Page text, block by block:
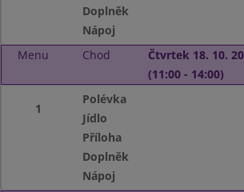
Doplněk
Nápoj
Menu
Chod
Čtvrtek 18. 10.
(11:00 - 14:00)
1
Polévka
Jídlo
Příloha
Doplněk
Nápoj